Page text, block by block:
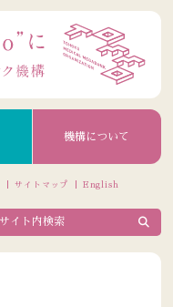
機構について
サイトマップ English